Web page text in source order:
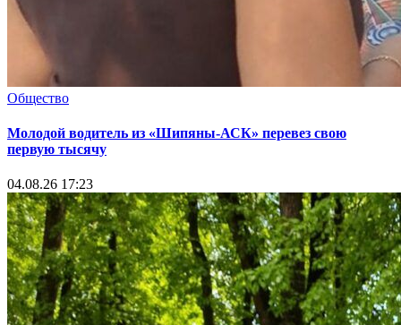
Общество
Молодой водитель из «Шипяны-АСК» перевез свою
первую тысячу
04.08.26 17:23